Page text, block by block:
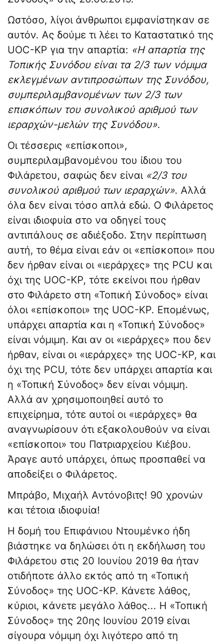
Ωστόσο, λίγοι άνθρωποι εμφανίστηκαν σε
αυτόν. Ας δούμε τι λέει το Καταστατικό της
UOC-KP για την απαρτία: «Η απαρτία της
Τοπικής Συνόδου είναι τα 2/3 των νόμιμα
εκλεγμένων αντιπροσώπων της Συνόδου,
συμπεριλαμβανομένων των 2/3 των
επισκόπων του συνολικού αριθμού των
ιεραρχών-μελών της Συνόδου».
Οι τέσσερις «επίσκοποι»,
συμπεριλαμβανομένου του ίδιου του
Φιλάρετου, σαφώς δεν είναι «2/3 του
συνολικού αριθμού των ιεραρχών». Αλλά
όλα δεν είναι τόσο απλά εδώ. Ο Φιλάρετος
είναι ιδιοφυία στο να οδηγεί τους
αντιπάλους σε αδιέξοδο. Στην περίπτωση
αυτή, το θέμα είναι εάν οι «επίσκοποι» που
δεν ήρθαν είναι οι «ιεράρχες» της PCU και
όχι της UOC-KP, τότε εκείνοι που ήρθαν
στο Φιλάρετο στη «Τοπική Σύνοδος» είναι
όλοι «επίσκοποι» της UOC-KP. Επομένως,
υπάρχει απαρτία και η «Τοπική Σύνοδος»
είναι νόμιμη. Και αν οι «ιεράρχες» που δεν
ήρθαν, είναι οι «ιεράρχες» της UOC-KP, και
όχι της PCU, τότε δεν υπάρχει απαρτία και
η «Τοπική Σύνοδος» δεν είναι νόμιμη.
Αλλά αν χρησιμοποιηθεί αυτό το
επιχείρημα, τότε αυτοί οι «ιεράρχες» θα
αναγνωρίσουν ότι εξακολουθούν να είναι
«επίσκοποι» του Πατριαρχείου Κιέβου.
Άραγε αυτό υπάρχει, όπως προσπαθεί να
αποδείξει ο Φιλάρετος.
Μπράβο, Μιχαήλ Αντόνοβιτς! 90 χρονών
και τέτοια ιδιοφυία!
Η δομή του Επιφάνιου Ντουμένκο ήδη
βιάστηκε να δηλώσει ότι η εκδήλωση του
Φιλάρετου στις 20 Ιουνίου 2019 θα ήταν
οτιδήποτε άλλο εκτός από τη «Τοπική
Σύνοδος» της UOC-KP. Κάνετε λάθος,
κύριοι, κάνετε μεγάλο λάθος... Η «Τοπική
Σύνοδος» της 20ης Ιουνίου 2019 είναι
σίγουρα νόμιμη όχι λιγότερο από τη